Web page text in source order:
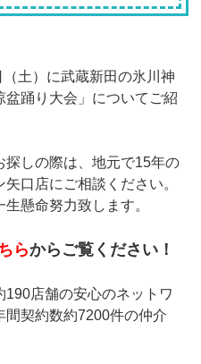
土）に武蔵新田の氷川神
踊り大会」についてご紹
探しの際は、地元で15年の
口店にご相談ください。
懸命努力致します。
らからご覧ください！
店舗の安心のネットワ
間契約数約7200件の仲介